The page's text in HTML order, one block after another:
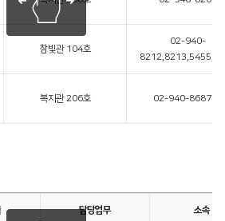
참빛관 104호
02-940-
복지관 206호 02-940-8687~8
담당업무 소속